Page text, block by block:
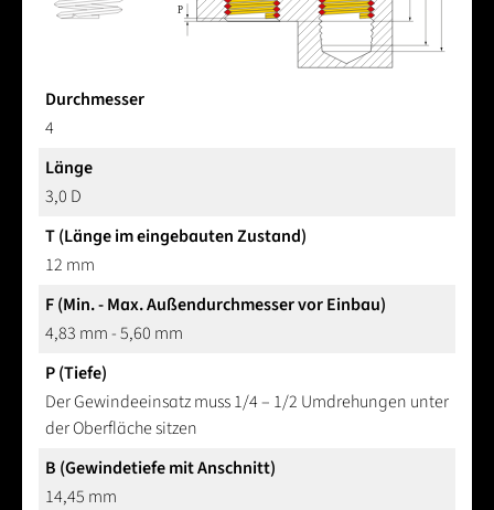
Durchmesser
4
Länge
3,0 D
T (Länge im eingebauten Zustand)
12 mm
F (Min. - Max. Außendurchmesser vor Einbau)
4,83 mm - 5,60 mm
P (Tiefe)
Der Gewindeeinsatz muss 1/4 – 1/2 Umdrehungen unter
der Oberfläche sitzen
B (Gewindetiefe mit Anschnitt)
14,45 mm